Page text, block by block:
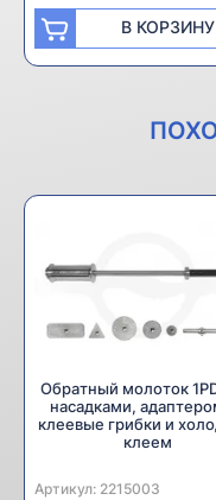
В КОРЗИНУ
Обратный молоток
насадками,
клеевые грибки и
клеем
Артикул: 2215003
Производитель: